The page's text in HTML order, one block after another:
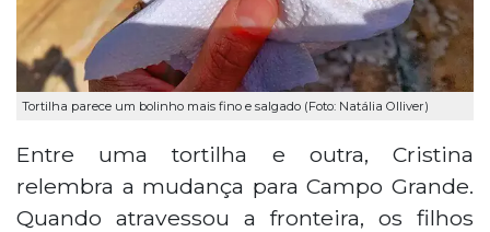
Tortilha parece um bolinho mais fino e salgado (Foto: Natália Olliver)
Entre uma tortilha e outra, Cristina
relembra a mudança para Campo Grande.
Quando atravessou a fronteira, os filhos